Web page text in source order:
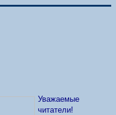
Уважаемые
читатели!